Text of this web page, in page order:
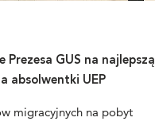
Prezesa GUS na najlepszą
absolwentki UEP
migracyjnych na pobyt